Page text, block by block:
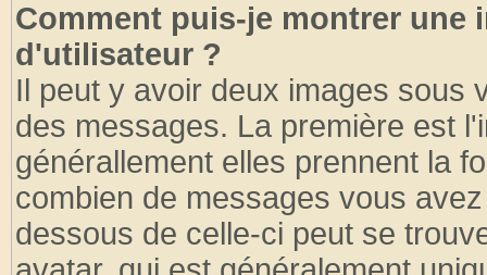
Comment puis-je montrer une
d'utilisateur ?
Il peut y avoir deux images sous
des messages. La première est
générallement elles prennent la
combien de messages vous
dessous de celle-ci peut se